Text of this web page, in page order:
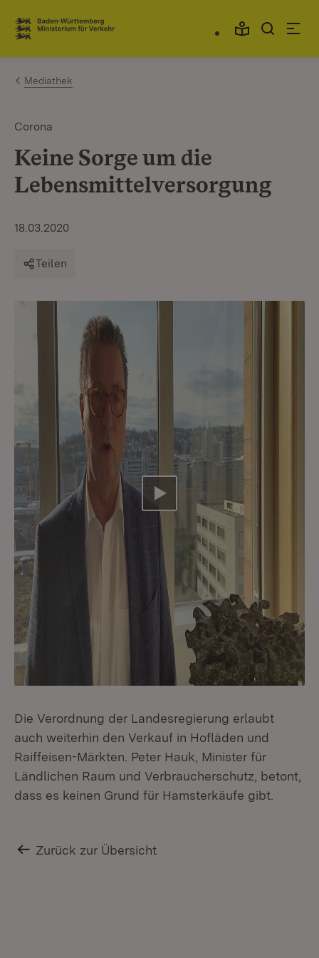
Zum Inhalt springen
Link zur Startseite
Mediathek
Corona
Keine Sorge um die
Lebensmittelversorgung
18.03.2020
Teilen
Video abspielen
Die Verordnung der Landesregierung erlaubt
auch weiterhin den Verkauf in Hofläden und
Raiffeisen-Märkten. Peter Hauk, Minister für
Ländlichen Raum und Verbraucherschutz, betont,
dass es keinen Grund für Hamsterkäufe gibt.
Zurück zur Übersicht